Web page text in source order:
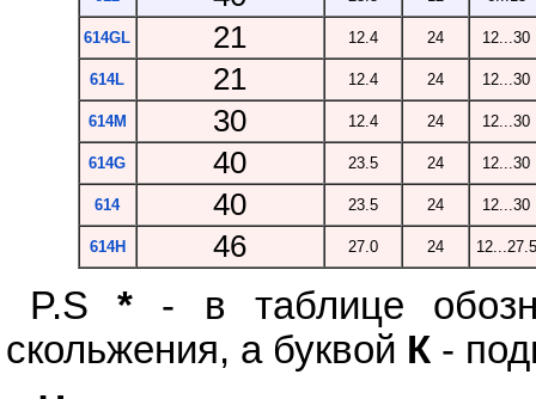
614GL 21 12.4 24 12...30
614L 21 12.4 24 12...30
614M 30 12.4 24 12...30
614G 40 23.5 24 12...30
614 40 23.5 24 12...30
614H 46 27.0 24 12...27.5
P.S* - в таблице
скольжения, а буквой К -